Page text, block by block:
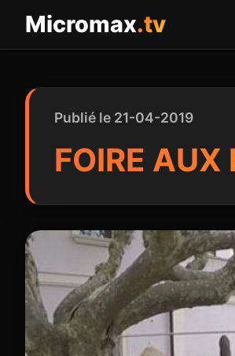
Micromax.tv
Publié le 21-04-2019
FOIRE